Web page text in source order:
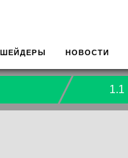
ШЕЙДЕРЫ НОВОСТИ
1.1